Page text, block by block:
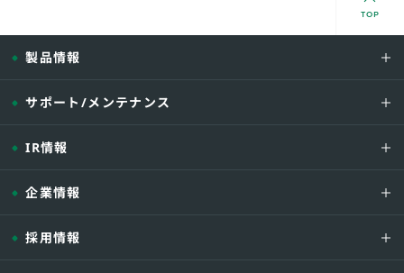
TOP
製品情報
サポート/メンテナンス
IR情報
企業情報
採用情報